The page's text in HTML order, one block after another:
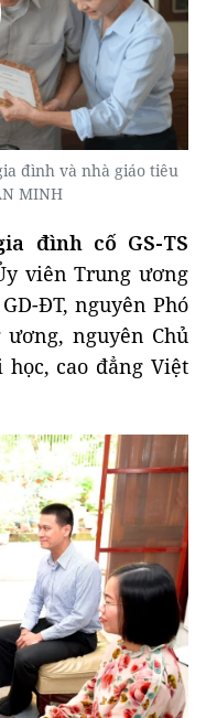
đình và nhà giáo tiêu
MINH
đình cố GS-TS
viên Trung ương
ĐT, nguyên Phó
nguyên Chủ
cao đẳng Việt